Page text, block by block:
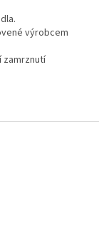
výrobcem
zamrznutí